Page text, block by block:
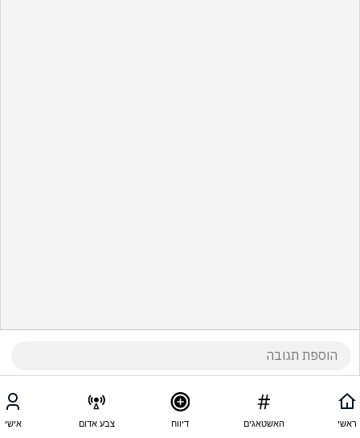
ראשי האשטאגים דיווח צבע אדום אישי